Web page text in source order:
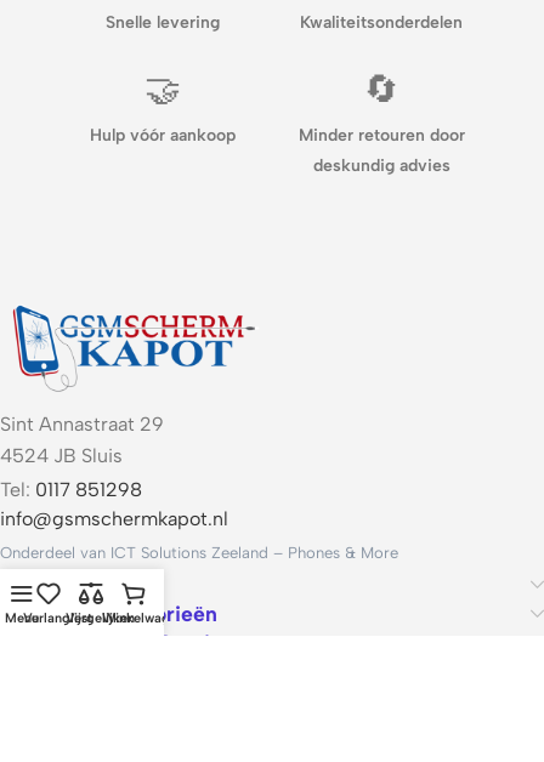
Snelle levering Kwaliteitsonderdelen
🤝
Hulp vóór aankoop
🔄
Minder retouren door
deskundig advies
Sint Annastraat 29
4524 JB Sluis
Tel: 0117 851298
info@gsmschermkapot.nl
Onderdeel van ICT Solutions Zeeland – Phones & More
Handige links
Populaire categorieën
Voorwaarden & Service
MenuVerlanglijstVergelijkenWinkelwagen